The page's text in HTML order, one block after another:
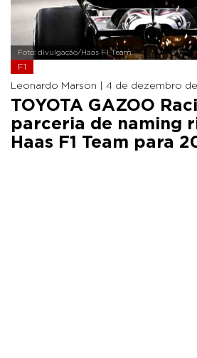
Foto: divulgação/Haas F1 Team
F1
Leonardo Marson | 4 de dezembro
TOYOTA GAZOO
parceria de naming
Haas F1 Team para